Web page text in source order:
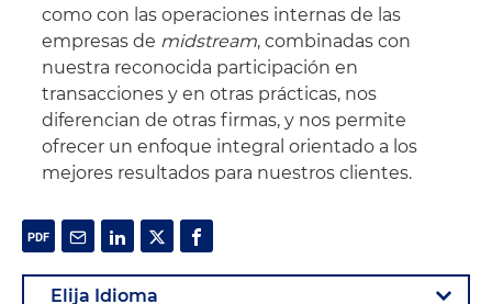
como con las operaciones internas de las
empresas de midstream, combinadas con
nuestra reconocida participación en
transacciones y en otras prácticas, nos
diferencian de otras firmas, y nos permite
ofrecer un enfoque integral orientado a los
mejores resultados para nuestros clientes.